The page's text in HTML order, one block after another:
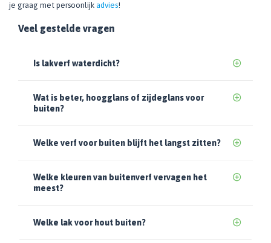
je graag met persoonlijk advies!
Veel gestelde vragen
Is lakverf waterdicht?
Wat is beter, hoogglans of zijdeglans voor
buiten?
Welke verf voor buiten blijft het langst zitten?
Welke kleuren van buitenverf vervagen het
meest?
Welke lak voor hout buiten?